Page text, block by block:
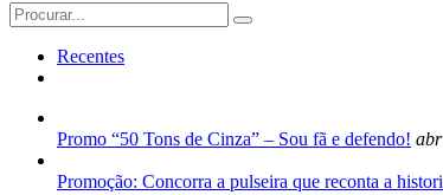
Search
for:
Recentes
Promo “50 Tons de Cinza” – Sou fã e defendo!
Promoção: Concorra a pulseira que reconta a